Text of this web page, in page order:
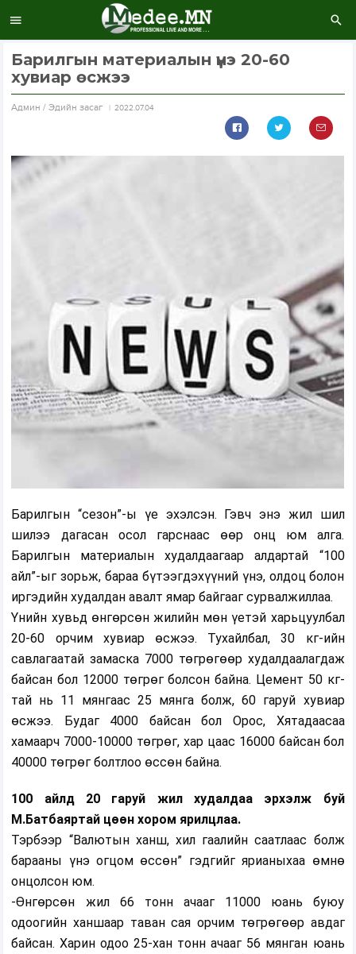
Барилгын материалын үнэ 20-60
хувиар өсжээ
Aдмин / Эдийн засаг 2022.07.04
Барилгын “сезон”-ы үе эхэлсэн. Гэвч энэ жил шил
шилээ дагасан осол гарснаас өөр онц юм алга.
Барилгын материалын худалдаагаар алдартай “100
айл”-ыг зорьж, бараа бүтээгдэхүүний үнэ, олдоц болон
иргэдийн худалдан авалт ямар байгааг сурвалжиллаа.
Үнийн хувьд өнгөрсөн жилийн мөн үетэй харьцуулбал
20-60 орчим хувиар өсжээ. Тухайлбал, 30 кг-ийн
савлагаатай замаска 7000 төгрөгөөр худалдаалагдаж
байсан бол 12000 төгрөг болсон байна. Цемент 50 кг-
тай нь 11 мянгаас 25 мянга болж, 60 гаруй хувиар
өсжээ. Будаг 4000 байсан бол Орос, Хятадаасаа
хамаарч 7000-10000 төгрөг, хар цаас 16000 байсан бол
40000 төгрөг болтлоо өссөн байна.
100 айлд 20 гаруй жил худалдаа эрхэлж буй
М.Батбаяртай цөөн хором ярилцлаа.
Тэрбээр “Валютын ханш, хил гаалийн саатлаас болж
барааны үнэ огцом өссөн” гэдгийг ярианыхаа өмнө
онцолсон юм.
-Өнгөрсөн жил 66 тонн ачааг 11000 юань буюу
одоогийн ханшаар таван сая орчим төгрөгөөр авдаг
байсан. Харин одоо 25-хан тонн ачааг 56 мянган юань